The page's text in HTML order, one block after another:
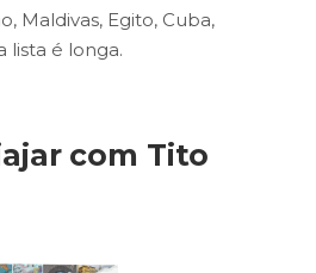
Maldivas, Egito, Cuba,
lista é longa.
com Tito